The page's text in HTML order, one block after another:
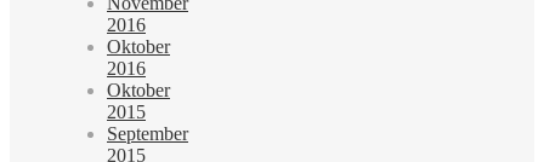
2016
Oktober
2016
Oktober
2015
September
2015